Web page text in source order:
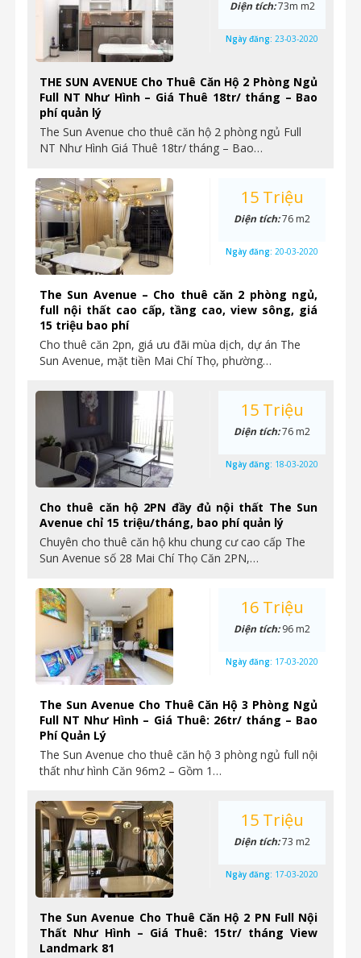
THE SUN AVENUE Cho Thuê Căn Hộ 2 Phòng Ngủ
Full NT Như Hình – Giá Thuê 18tr/ tháng – Bao
phí quản lý
The Sun Avenue cho thuê căn hộ 2 phòng ngủ Full
NT Như Hình Giá Thuê 18tr/ tháng – Bao…
Diện tích:73m m2
Ngày đăng: 23-03-2020
The Sun Avenue – Cho thuê căn 2 phòng ngủ,
full nội thất cao cấp, tầng cao, view sông, giá
15 triệu bao phí
Cho thuê căn 2pn, giá ưu đãi mùa dịch, dự án The
Sun Avenue, mặt tiền Mai Chí Thọ, phường…
15 Triệu
Diện tích:76 m2
Ngày đăng: 20-03-2020
Cho thuê căn hộ 2PN đầy đủ nội thất The Sun
Avenue chỉ 15 triệu/tháng, bao phí quản lý
Chuyên cho thuê căn hộ khu chung cư cao cấp The
Sun Avenue số 28 Mai Chí Thọ Căn 2PN,…
15 Triệu
Diện tích:76 m2
Ngày đăng: 18-03-2020
The Sun Avenue Cho Thuê Căn Hộ 3 Phòng Ngủ
Full NT Như Hình – Giá Thuê: 26tr/ tháng – Bao
Phí Quản Lý
The Sun Avenue cho thuê căn hộ 3 phòng ngủ full nội
thất như hình Căn 96m2 – Gồm 1…
16 Triệu
Diện tích:96 m2
Ngày đăng: 17-03-2020
The Sun Avenue Cho Thuê Căn Hộ 2 PN Full Nội
Thất Như Hình – Giá Thuê: 15tr/ tháng View
Landmark 81
15 Triệu
Diện tích:73 m2
Ngày đăng: 17-03-2020